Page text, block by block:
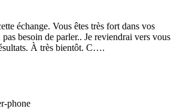
échange. Vous êtes très fort dans vos
besoin de parler.. Je reviendrai vers vous
À très bientôt. C….